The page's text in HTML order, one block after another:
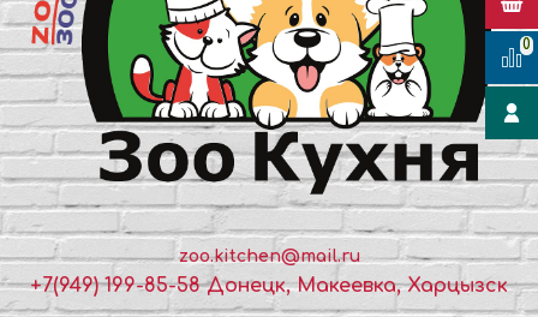
zoo.kitchen@mail.ru
+7(949) 199-85-58 Донецк, Макеевка, Харцызск
0